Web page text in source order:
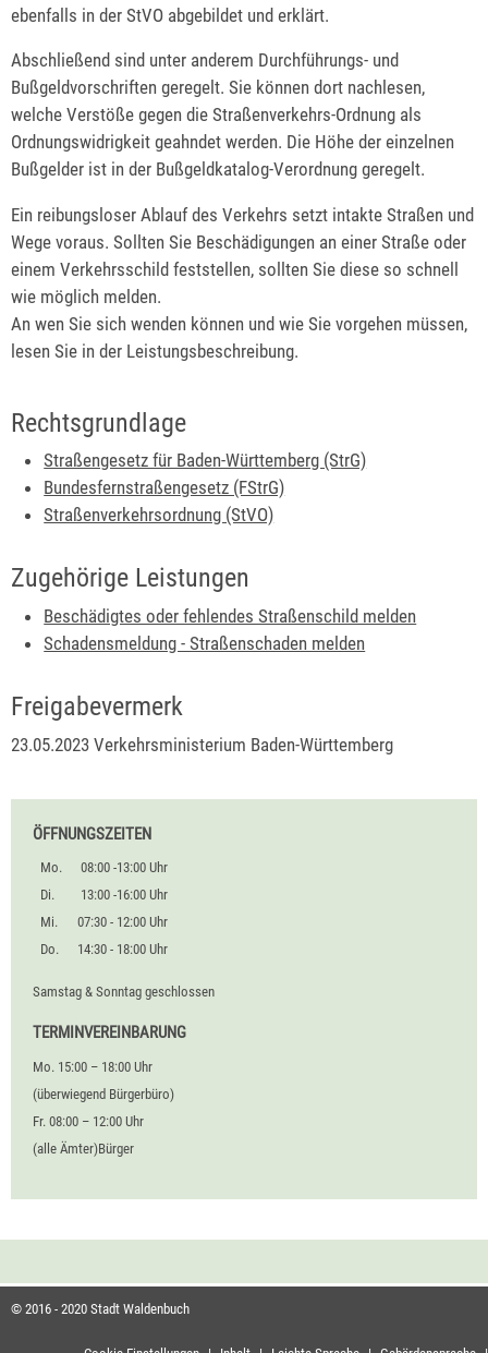
ebenfalls in der StVO abgebildet und erklärt.
Abschließend sind unter anderem Durchführungs- und
Bußgeldvorschriften geregelt. Sie können dort nachlesen,
welche Verstöße gegen die Straßenverkehrs-Ordnung als
Ordnungswidrigkeit geahndet werden. Die Höhe der einzelnen
Bußgelder ist in der Bußgeldkatalog-Verordnung geregelt.
Ein reibungsloser Ablauf des Verkehrs setzt intakte Straßen und
Wege voraus. Sollten Sie Beschädigungen an einer Straße oder
einem Verkehrsschild feststellen, sollten Sie diese so schnell
wie möglich melden.
An wen Sie sich wenden können und wie Sie vorgehen müssen,
lesen Sie in der Leistungsbeschreibung.
Rechtsgrundlage
Straßengesetz für Baden-Württemberg (StrG)
Bundesfernstraßengesetz (FStrG)
Straßenverkehrsordnung (StVO)
Zugehörige Leistungen
Beschädigtes oder fehlendes Straßenschild melden
Schadensmeldung - Straßenschaden melden
Freigabevermerk
23.05.2023 Verkehrsministerium Baden-Württemberg
ÖFFNUNGSZEITEN
Mo.
08:00 -13:00 Uhr
Di.
13:00 -16:00 Uhr
Mi.
07:30 - 12:00 Uhr
Do.
14:30 - 18:00 Uhr
Samstag & Sonntag geschlossen
TERMINVEREINBARUNG
Mo. 15:00 – 18:00 Uhr
(überwiegend Bürgerbüro)
Fr. 08:00 – 12:00 Uhr
(alle Ämter)Bürger
© 2016 - 2020 Stadt Waldenbuch